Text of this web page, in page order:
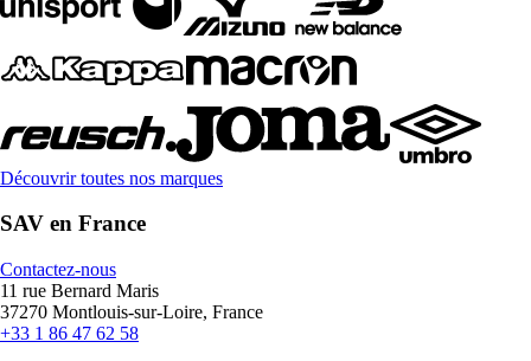
Découvrir toutes nos marques
SAV en France
Contactez-nous
11 rue Bernard Maris
37270 Montlouis-sur-Loire, France
+33 1 86 47 62 58